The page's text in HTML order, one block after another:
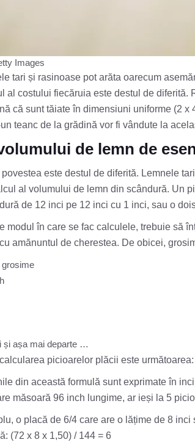
Images
tari și rasinoase pot arăta oarecum
al costului fiecăruia este destul de diferită.
că sunt tăiate în dimensiuni uniforme (2 x
teanc de la grădină vor fi vândute la
de lemn de
este destul de diferită. Lemnele
al volumului de lemn din scândură. Un
de 12 inci pe 12 inci cu 1 inci, sau o
modul în care se fac calculele, trebuie să
amănuntul de cherestea. De obicei,
grosime
și așa mai departe …
picioarelor plăcii este
din această formulă sunt exprimate în
măsoară 96 inch lungime, ar ieși la 5
o placă de 6/4 care are o lățime de 8
(72 x 8 x 1,50) / 144 = 6